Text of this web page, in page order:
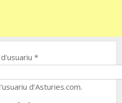
*
d'Asturies.com.